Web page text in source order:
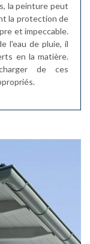
la peinture peut
la protection de
et impeccable.
l'eau de pluie, il
en la matière.
de ces